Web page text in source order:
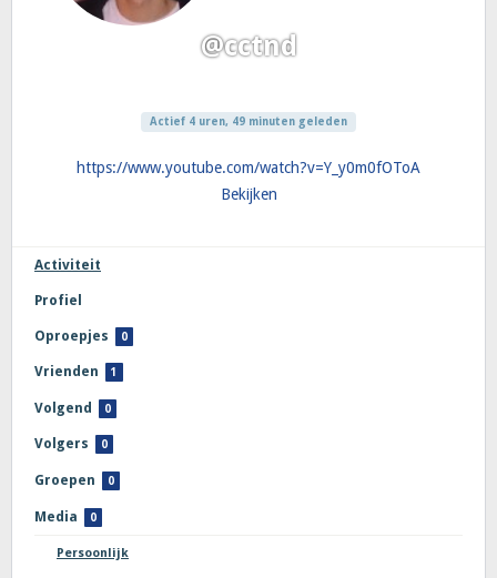
@cctnd
Actief 4 uren, 49 minuten geleden
https://www.youtube.com/watch?v=Y_y0m0fOToA
Bekijken
Activiteit
Profiel
Oproepjes 0
Vrienden 1
Volgend 0
Volgers 0
Groepen 0
Media 0
Persoonlijk